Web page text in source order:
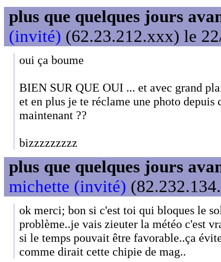
plus que quelques jours
(invité) (62.23.212.xxx) le
oui ça boume
BIEN SUR QUE OUI ... et avec grand
et en plus je te réclame une photo depuis
maintenant ??
bizzzzzzzzz
plus que quelques jours
michette (invité)
ok merci; bon si c'est toi qui bloques le
problème..je vais zieuter la météo c'est
si le temps pouvait être favorable..ça
comme dirait cette chipie de mag..